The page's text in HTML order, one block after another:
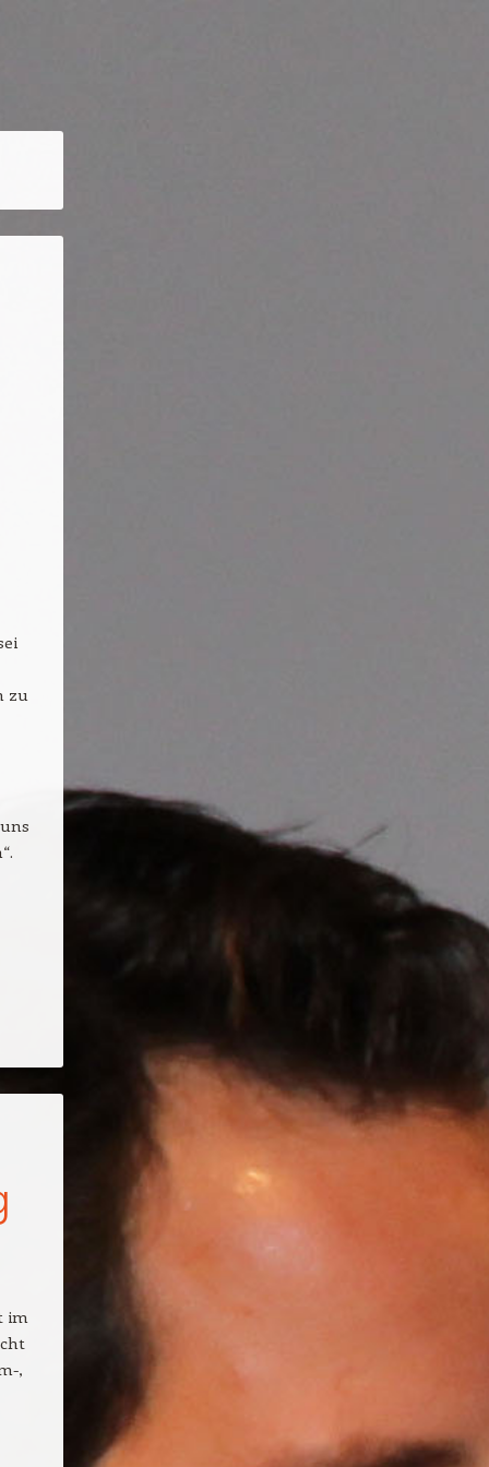
zu
im
,